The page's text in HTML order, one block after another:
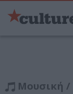
Μουσική /